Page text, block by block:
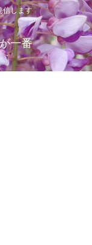
信します
一番